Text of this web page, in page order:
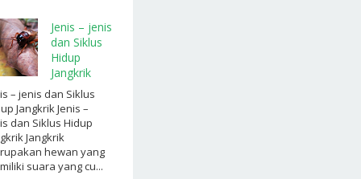
Jenis – jenis
dan Siklus
Hidup
Jangkrik
– jenis dan Siklus
Jangkrik Jenis –
dan Siklus Hidup
Jangkrik
hewan yang
suara yang cu...